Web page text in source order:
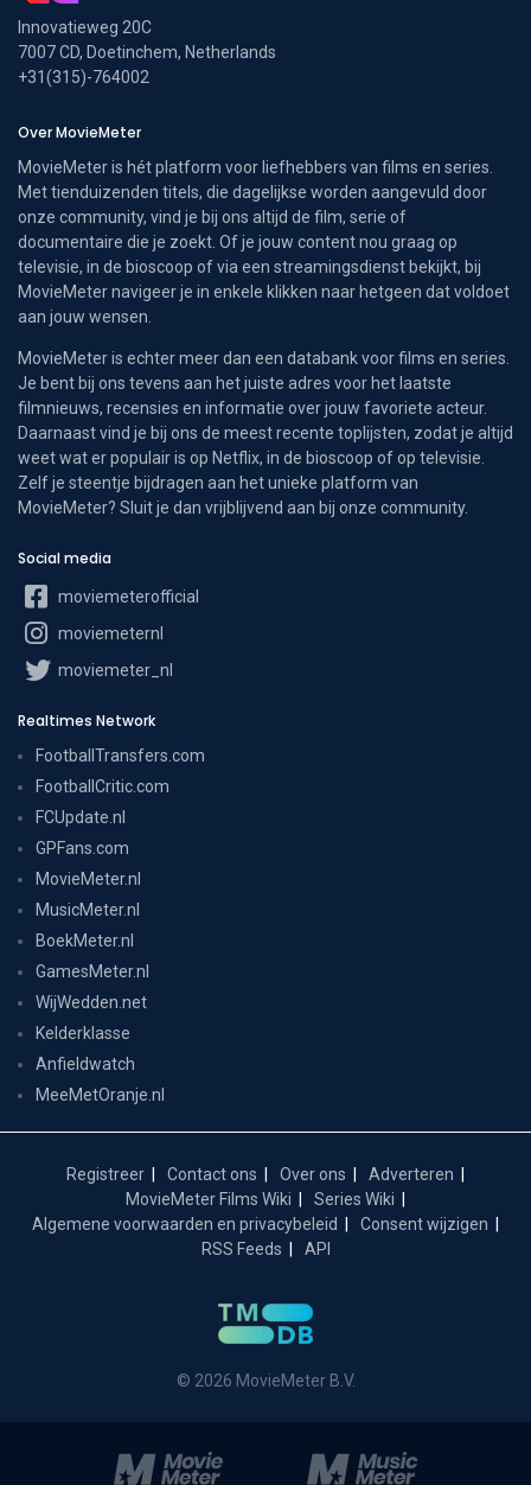
Innovatieweg 20C
7007 CD, Doetinchem, Netherlands
+31(315)-764002
Over MovieMeter
MovieMeter is hét platform voor liefhebbers van films en series.
Met tienduizenden titels, die dagelijkse worden aangevuld door
onze community, vind je bij ons altijd de film, serie of
documentaire die je zoekt. Of je jouw content nou graag op
televisie, in de bioscoop of via een streamingsdienst bekijkt, bij
MovieMeter navigeer je in enkele klikken naar hetgeen dat voldoet
aan jouw wensen.
MovieMeter is echter meer dan een databank voor films en series.
Je bent bij ons tevens aan het juiste adres voor het laatste
filmnieuws, recensies en informatie over jouw favoriete acteur.
Daarnaast vind je bij ons de meest recente toplijsten, zodat je altijd
weet wat er populair is op Netflix, in de bioscoop of op televisie.
Zelf je steentje bijdragen aan het unieke platform van
MovieMeter? Sluit je dan vrijblijvend aan bij onze community.
Social media
moviemeterofficial
moviemeternl
moviemeter_nl
Realtimes Network
FootballTransfers.com
FootballCritic.com
FCUpdate.nl
GPFans.com
MovieMeter.nl
MusicMeter.nl
BoekMeter.nl
GamesMeter.nl
WijWedden.net
Kelderklasse
Anfieldwatch
MeeMetOranje.nl
Registreer Contact ons Over ons
Adverteren
MovieMeter Films Wiki
Series Wiki
Algemene voorwaarden en privacybeleid
Consent wijzigen
RSS Feeds
API
© 2026 MovieMeter B.V.